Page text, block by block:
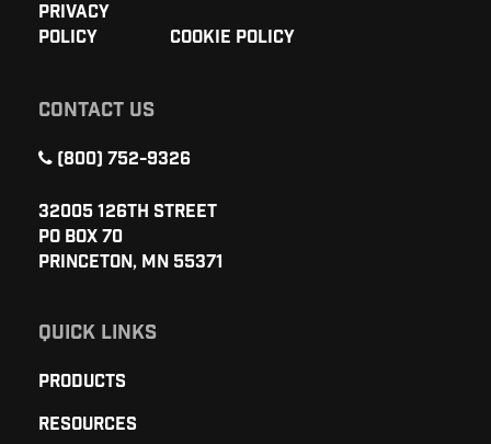
Privacy
Policy
Cookie Policy
CONTACT US
(800) 752-9326
32005 126th Street
PO Box 70
Princeton, MN 55371
QUICK LINKS
Products
Resources